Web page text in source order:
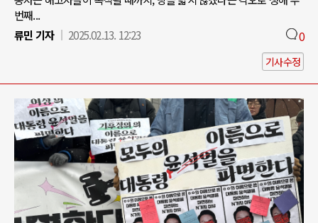
번째...
류민 기자
2025.02.13. 12:23 0
기사수정